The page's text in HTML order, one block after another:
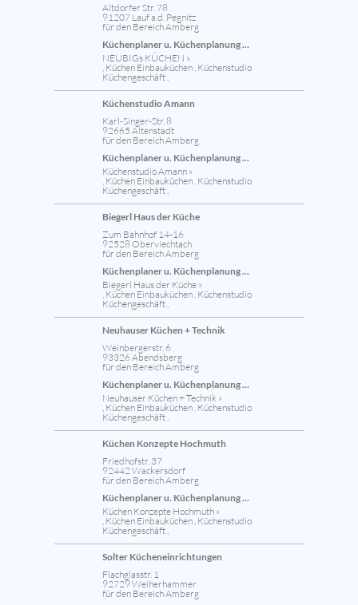
Altdorfer Str. 78
91207 Lauf a.d. Pegnitz
für den Bereich Amberg
Küchenplaner u. Küchenplanung ...
NEUBIGs KÜCHEN »
, Küchen Einbauküchen , Küchenstudio
Küchengeschäft ,
Küchenstudio Amann
Karl-Singer-Str. 8
92665 Altenstadt
für den Bereich Amberg
Küchenplaner u. Küchenplanung ...
Küchenstudio Amann »
, Küchen Einbauküchen , Küchenstudio
Küchengeschäft ,
Biegerl Haus der Küche
Zum Bahnhof 14-16
92528 Oberviechtach
für den Bereich Amberg
Küchenplaner u. Küchenplanung ...
Biegerl Haus der Küche »
, Küchen Einbauküchen , Küchenstudio
Küchengeschäft ,
Neuhauser Küchen + Technik
Weinbergerstr. 6
93326 Abendsberg
für den Bereich Amberg
Küchenplaner u. Küchenplanung ...
Neuhauser Küchen + Technik »
, Küchen Einbauküchen , Küchenstudio
Küchengeschäft ,
Küchen Konzepte Hochmuth
Friedhofstr. 37
92442 Wackersdorf
für den Bereich Amberg
Küchenplaner u. Küchenplanung ...
Küchen Konzepte Hochmuth »
, Küchen Einbauküchen , Küchenstudio
Küchengeschäft ,
Solter Kücheneinrichtungen
Flachglasstr. 1
92729 Weiherhammer
für den Bereich Amberg